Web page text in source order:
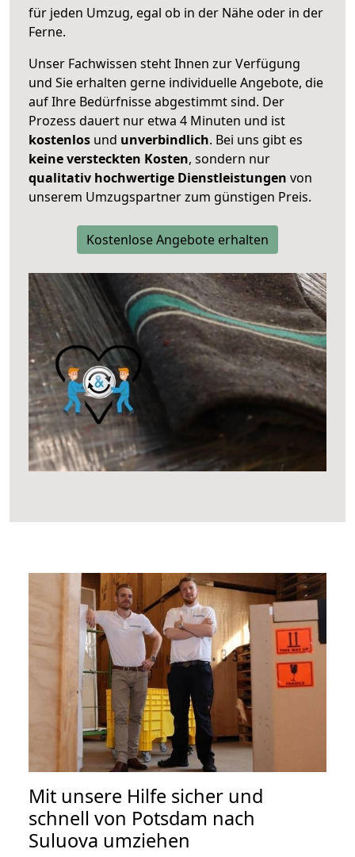
für jeden Umzug, egal ob in der Nähe oder in der
Ferne.
Unser Fachwissen steht Ihnen zur Verfügung
und Sie erhalten gerne individuelle Angebote, die
auf Ihre Bedürfnisse abgestimmt sind. Der
Prozess dauert nur etwa 4 Minuten und ist
kostenlos und unverbindlich. Bei uns gibt es
keine versteckten Kosten, sondern nur
qualitativ hochwertige Dienstleistungen von
unserem Umzugspartner zum günstigen Preis.
Kostenlose Angebote erhalten
Mit unsere Hilfe sicher und
schnell von Potsdam nach
Suluova umziehen